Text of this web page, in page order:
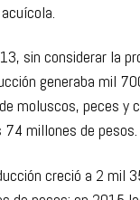
sin considerar la
generaba mil
moluscos, peces y
millones de pesos.
creció a 2 mil